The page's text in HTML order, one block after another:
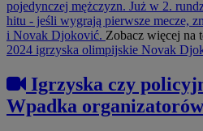
pojedynczej mężczyzn. Już w 2.
hitu - jeśli wygrają pierwsze mecze,
i Novak Djoković. Zobacz więcej na
2024 igrzyska olimpijskie Novak
Igrzyska czy
Wpadka organizatorów